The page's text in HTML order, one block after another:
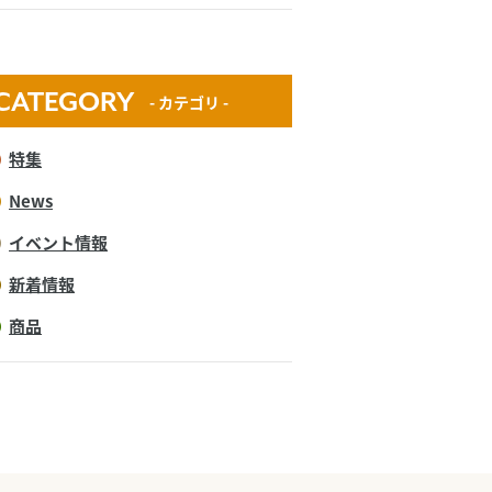
- カテゴリ -
特集
News
イベント情報
新着情報
商品